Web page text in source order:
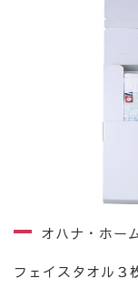
オハナ・ホー
フェイスタオル３